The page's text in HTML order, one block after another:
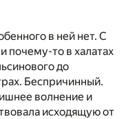
в ней нет. С
почему-то в халатах
до
Беспричинный.
волнение и
исходящую от